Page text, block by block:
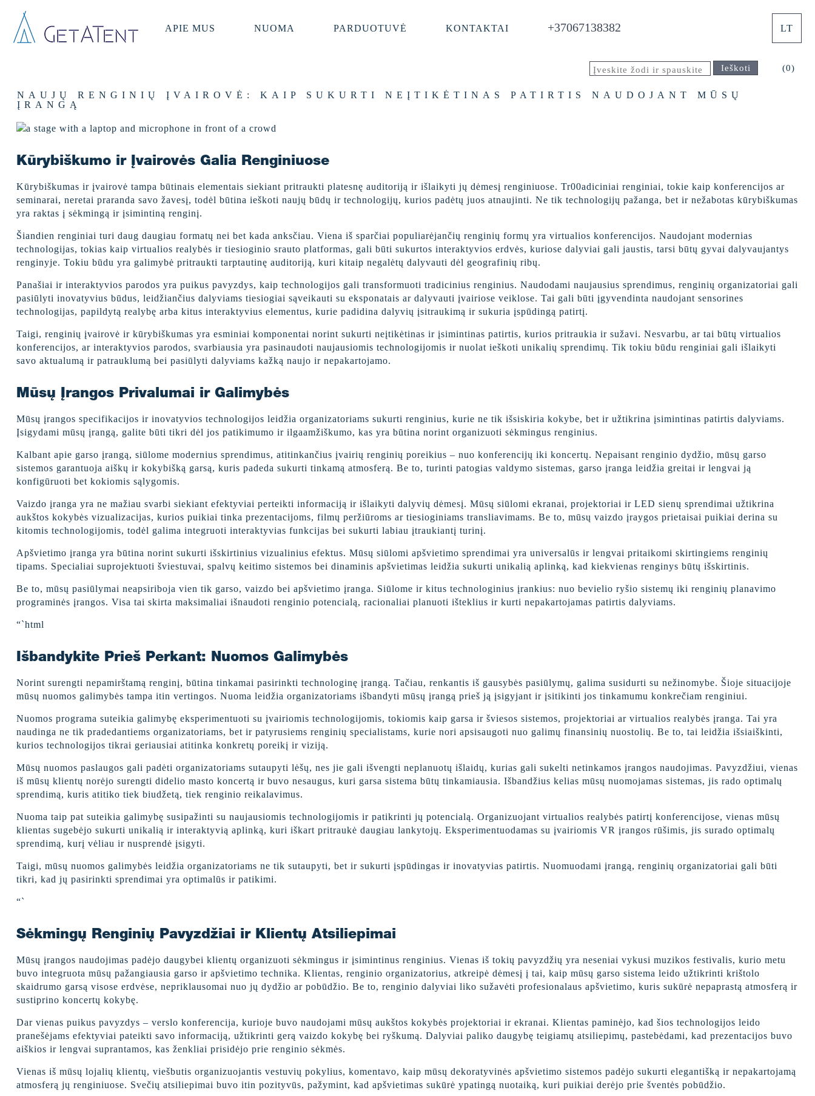
APIE MUS NUOMA PARDUOTUVĖ KONTAKTAI +37067138382 LT
Ieškoti (0)
NAUJŲ RENGINIŲ ĮVAIROVĖ: KAIP SUKURTI NEĮTIKĖTINAS PATIRTIS NAUDOJANT MŪSŲ
ĮRANGĄ
Kūrybiškumo ir Įvairovės Galia Renginiuose
Kūrybiškumas ir įvairovė tampa būtinais elementais siekiant pritraukti platesnę auditoriją ir išlaikyti jų dėmesį renginiuose. Tr00adiciniai renginiai, tokie kaip konferencijos ar
seminarai, neretai praranda savo žavesį, todėl būtina ieškoti naujų būdų ir technologijų, kurios padėtų juos atnaujinti. Ne tik technologijų pažanga, bet ir nežabotas kūrybiškumas
yra raktas į sėkmingą ir įsimintiną renginį.
Šiandien renginiai turi daug daugiau formatų nei bet kada anksčiau. Viena iš sparčiai populiarėjančių renginių formų yra virtualios konferencijos. Naudojant modernias
technologijas, tokias kaip virtualios realybės ir tiesioginio srauto platformas, gali būti sukurtos interaktyvios erdvės, kuriose dalyviai gali jaustis, tarsi būtų gyvai dalyvaujantys
renginyje. Tokiu būdu yra galimybė pritraukti tarptautinę auditoriją, kuri kitaip negalėtų dalyvauti dėl geografinių ribų.
Panašiai ir interaktyvios parodos yra puikus pavyzdys, kaip technologijos gali transformuoti tradicinius renginius. Naudodami naujausius sprendimus, renginių organizatoriai gali
pasiūlyti inovatyvius būdus, leidžiančius dalyviams tiesiogiai sąveikauti su eksponatais ar dalyvauti įvairiose veiklose. Tai gali būti įgyvendinta naudojant sensorines
technologijas, papildytą realybę arba kitus interaktyvius elementus, kurie padidina dalyvių įsitraukimą ir sukuria įspūdingą patirtį.
Taigi, renginių įvairovė ir kūrybiškumas yra esminiai komponentai norint sukurti neįtikėtinas ir įsimintinas patirtis, kurios pritraukia ir sužavi. Nesvarbu, ar tai būtų virtualios
konferencijos, ar interaktyvios parodos, svarbiausia yra pasinaudoti naujausiomis technologijomis ir nuolat ieškoti unikalių sprendimų. Tik tokiu būdu renginiai gali išlaikyti
savo aktualumą ir patrauklumą bei pasiūlyti dalyviams kažką naujo ir nepakartojamo.
Mūsų Įrangos Privalumai ir Galimybės
Mūsų įrangos specifikacijos ir inovatyvios technologijos leidžia organizatoriams sukurti renginius, kurie ne tik išsiskiria kokybe, bet ir užtikrina įsimintinas patirtis dalyviams.
Įsigydami mūsų įrangą, galite būti tikri dėl jos patikimumo ir ilgaamžiškumo, kas yra būtina norint organizuoti sėkmingus renginius.
Kalbant apie garso įrangą, siūlome modernius sprendimus, atitinkančius įvairių renginių poreikius – nuo konferencijų iki koncertų. Nepaisant renginio dydžio, mūsų garso
sistemos garantuoja aiškų ir kokybišką garsą, kuris padeda sukurti tinkamą atmosferą. Be to, turinti patogias valdymo sistemas, garso įranga leidžia greitai ir lengvai ją
konfigūruoti bet kokiomis sąlygomis.
Vaizdo įranga yra ne mažiau svarbi siekiant efektyviai perteikti informaciją ir išlaikyti dalyvių dėmesį. Mūsų siūlomi ekranai, projektoriai ir LED sienų sprendimai užtikrina
aukštos kokybės vizualizacijas, kurios puikiai tinka prezentacijoms, filmų peržiūroms ar tiesioginiams transliavimams. Be to, mūsų vaizdo įraygos prietaisai puikiai derina su
kitomis technologijomis, todėl galima integruoti interaktyvias funkcijas bei sukurti labiau įtraukiantį turinį.
Apšvietimo įranga yra būtina norint sukurti išskirtinius vizualinius efektus. Mūsų siūlomi apšvietimo sprendimai yra universalūs ir lengvai pritaikomi skirtingiems renginių
tipams. Specialiai suprojektuoti šviestuvai, spalvų keitimo sistemos bei dinaminis apšvietimas leidžia sukurti unikalią aplinką, kad kiekvienas renginys būtų išskirtinis.
Be to, mūsų pasiūlymai neapsiriboja vien tik garso, vaizdo bei apšvietimo įranga. Siūlome ir kitus technologinius įrankius: nuo bevielio ryšio sistemų iki renginių planavimo
programinės įrangos. Visa tai skirta maksimaliai išnaudoti renginio potencialą, racionaliai planuoti išteklius ir kurti nepakartojamas patirtis dalyviams.
“`html
Išbandykite Prieš Perkant: Nuomos Galimybės
Norint surengti nepamirštamą renginį, būtina tinkamai pasirinkti technologinę įrangą. Tačiau, renkantis iš gausybės pasiūlymų, galima susidurti su nežinomybe. Šioje situacijoje
mūsų nuomos galimybės tampa itin vertingos. Nuoma leidžia organizatoriams išbandyti mūsų įrangą prieš ją įsigyjant ir įsitikinti jos tinkamumu konkrečiam renginiui.
Nuomos programa suteikia galimybę eksperimentuoti su įvairiomis technologijomis, tokiomis kaip garsa ir šviesos sistemos, projektoriai ar virtualios realybės įranga. Tai yra
naudinga ne tik pradedantiems organizatoriams, bet ir patyrusiems renginių specialistams, kurie nori apsisaugoti nuo galimų finansinių nuostolių. Be to, tai leidžia išsiaiškinti,
kurios technologijos tikrai geriausiai atitinka konkretų poreikį ir viziją.
Mūsų nuomos paslaugos gali padėti organizatoriams sutaupyti lėšų, nes jie gali išvengti neplanuotų išlaidų, kurias gali sukelti netinkamos įrangos naudojimas. Pavyzdžiui, vienas
iš mūsų klientų norėjo surengti didelio masto koncertą ir buvo nesaugus, kuri garsa sistema būtų tinkamiausia. Išbandžius kelias mūsų nuomojamas sistemas, jis rado optimalų
sprendimą, kuris atitiko tiek biudžetą, tiek renginio reikalavimus.
Nuoma taip pat suteikia galimybę susipažinti su naujausiomis technologijomis ir patikrinti jų potencialą. Organizuojant virtualios realybės patirtį konferencijose, vienas mūsų
klientas sugebėjo sukurti unikalią ir interaktyvią aplinką, kuri iškart pritraukė daugiau lankytojų. Eksperimentuodamas su įvairiomis VR įrangos rūšimis, jis surado optimalų
sprendimą, kurį vėliau ir nusprendė įsigyti.
Taigi, mūsų nuomos galimybės leidžia organizatoriams ne tik sutaupyti, bet ir sukurti įspūdingas ir inovatyvias patirtis. Nuomuodami įrangą, renginių organizatoriai gali būti
tikri, kad jų pasirinkti sprendimai yra optimalūs ir patikimi.
“`
Sėkmingų Renginių Pavyzdžiai ir Klientų Atsiliepimai
Mūsų įrangos naudojimas padėjo daugybei klientų organizuoti sėkmingus ir įsimintinus renginius. Vienas iš tokių pavyzdžių yra neseniai vykusi muzikos festivalis, kurio metu
buvo integruota mūsų pažangiausia garso ir apšvietimo technika. Klientas, renginio organizatorius, atkreipė dėmesį į tai, kaip mūsų garso sistema leido užtikrinti krištolo
skaidrumo garsą visose erdvėse, nepriklausomai nuo jų dydžio ar pobūdžio. Be to, renginio dalyviai liko sužavėti profesionalaus apšvietimo, kuris sukūrė nepaprastą atmosferą ir
sustiprino koncertų kokybę.
Dar vienas puikus pavyzdys – verslo konferencija, kurioje buvo naudojami mūsų aukštos kokybės projektoriai ir ekranai. Klientas paminėjo, kad šios technologijos leido
pranešėjams efektyviai pateikti savo informaciją, užtikrinti gerą vaizdo kokybę bei ryškumą. Dalyviai paliko daugybę teigiamų atsiliepimų, pastebėdami, kad prezentacijos buvo
aiškios ir lengvai suprantamos, kas ženkliai prisidėjo prie renginio sėkmės.
Vienas iš mūsų lojalių klientų, viešbutis organizuojantis vestuvių pokylius, komentavo, kaip mūsų dekoratyvinės apšvietimo sistemos padėjo sukurti elegantišką ir nepakartojamą
atmosferą jų renginiuose. Svečių atsiliepimai buvo itin pozityvūs, pažymint, kad apšvietimas sukūrė ypatingą nuotaiką, kuri puikiai derėjo prie šventės pobūdžio.